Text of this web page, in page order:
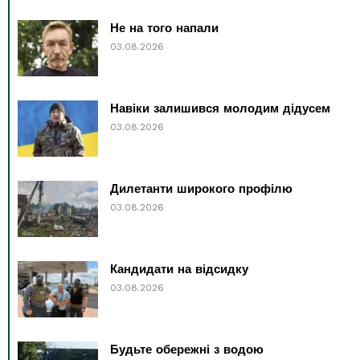
Не на того напали
03.08.2026
Навіки залишився молодим дідусем
03.08.2026
Дилетанти широкого профілю
03.08.2026
Кандидати на відсидку
03.08.2026
Будьте обережні з водою